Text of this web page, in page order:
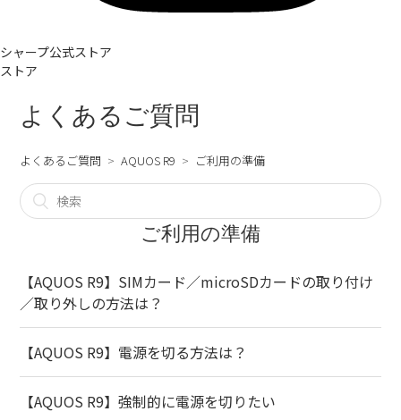
シャープ公式ストア
ストア
よくあるご質問
よくあるご質問 AQUOS R9 ご利用の準備
ご利用の準備
【AQUOS R9】SIMカード／microSDカードの取り付け
／取り外しの方法は？
【AQUOS R9】電源を切る方法は？
【AQUOS R9】強制的に電源を切りたい